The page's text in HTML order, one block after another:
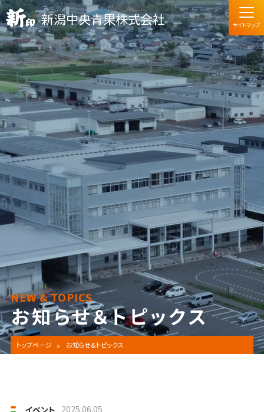
NEW & TOPICS
お知らせ＆トピックス
トップページ お知らせ&トピックス
イベント 2025.06.05